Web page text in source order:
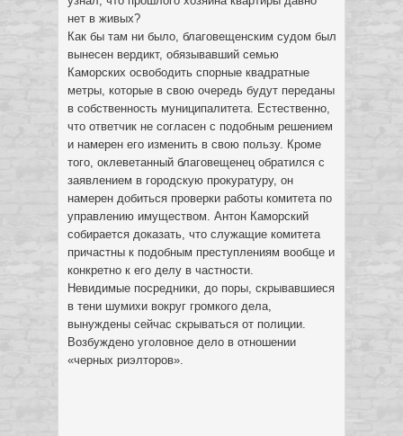
нет в живых?
Как бы там ни было, благовещенским судом был
вынесен вердикт, обязывавший семью
Каморских освободить спорные квадратные
метры, которые в свою очередь будут переданы
в собственность муниципалитета. Естественно,
что ответчик не согласен с подобным решением
и намерен его изменить в свою пользу. Кроме
того, оклеветанный благовещенец обратился с
заявлением в городскую прокуратуру, он
намерен добиться проверки работы комитета по
управлению имуществом. Антон Каморский
собирается доказать, что служащие комитета
причастны к подобным преступлениям вообще и
конкретно к его делу в частности.
Невидимые посредники, до поры, скрывавшиеся
в тени шумихи вокруг громкого дела,
вынуждены сейчас скрываться от полиции.
Возбуждено уголовное дело в отношении
«черных риэлторов».